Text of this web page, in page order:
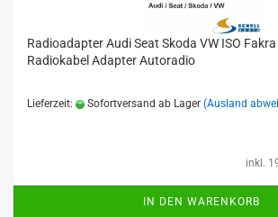
Radioadapter Audi Seat Skoda VW ISO
Radiokabel Adapter Autoradio
Lieferzeit: Sofortversand ab Lager (Ausland
inkl.
IN DEN WARENKORB